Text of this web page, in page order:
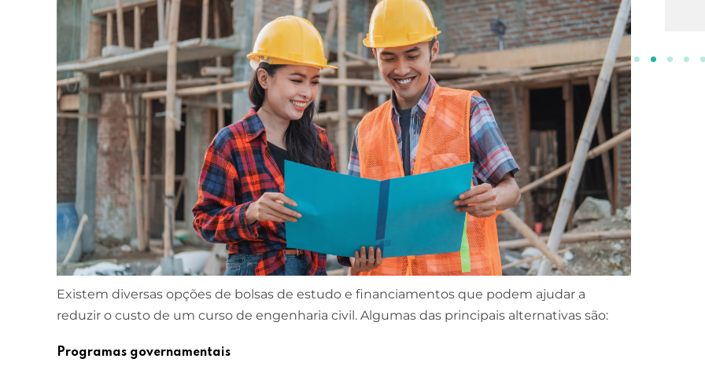
Existem diversas opções de bolsas de estudo e financiamentos que podem ajudar a
reduzir o custo de um curso de engenharia civil. Algumas das principais alternativas são:
Programas governamentais